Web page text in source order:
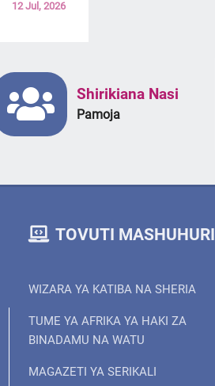
12 Jul, 2026
Shirikiana Nasi
Pamoja
TOVUTI MASHUHURI
WIZARA YA KATIBA NA SHERIA
TUME YA AFRIKA YA HAKI ZA
BINADAMU NA WATU
MAGAZETI YA SERIKALI